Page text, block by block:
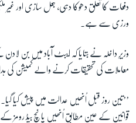
زبان
دفعات کا تعلق دھوکا دہی، جعل سازی اور غیر
ورزی سے ہے۔
وزیرِ داخلہ نے بتایا کہ ایبٹ آباد میں بن لادن
معاملات کی تحقیقات کرنے والے کمیشن کی
’’تین روز قبل اُنھیں عدالت میں پیش کیا
قوانین کے عین مطابق اُنھیں پانچ بیڈ رومز